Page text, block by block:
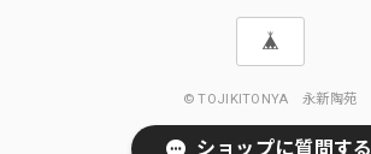
© TOJIKITONYA 永新陶苑
ショップに質問する